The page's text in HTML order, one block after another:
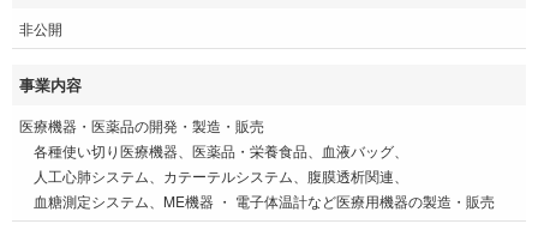
非公開
事業内容
医療機器・医薬品の開発・製造・販売
各種使い切り医療機器、医薬品・栄養食品、血液バッグ、
人工心肺システム、カテーテルシステム、腹膜透析関連、
血糖測定システム、ME機器 ・ 電子体温計など医療用機器の製造・販売